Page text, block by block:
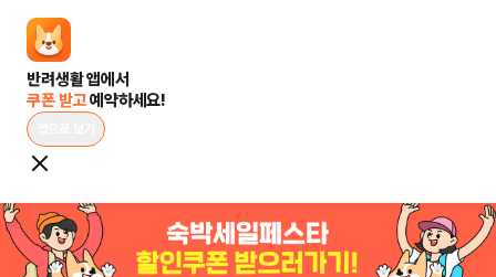
쿠폰 받고 예약하세요!